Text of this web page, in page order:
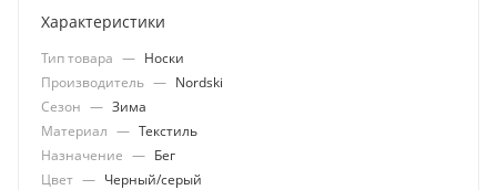
Характеристики
Тип товара — Носки
Производитель — Nordski
Сезон — Зима
Материал — Текстиль
Назначение — Бег
Цвет — Черный/серый